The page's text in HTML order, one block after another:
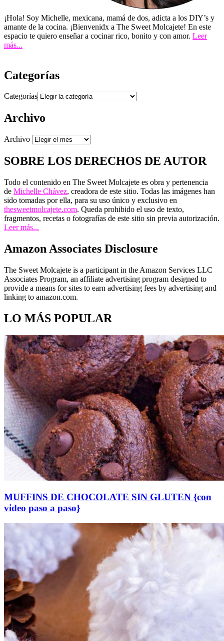
¡Hola! Soy Michelle, mexicana, mamá de dos, adicta a los DIY’s y
amante de la cocina. ¡Bienvenidx a The Sweet Molcajete! En este
espacio te quiero enseñar a cocinar rico, bonito y con amor. Leer
más...
Categorías
Categorías
Archivo
Archivo
SOBRE LOS DERECHOS DE AUTOR
Todo el contenido en The Sweet Molcajete es obra y pertenencia
de Michelle Chávez, creadora de este sitio. Todas las imágenes han
sido tomadas por ella, para su uso único y exclusivo en
thesweetmolcajete.com. Queda prohibido el uso de texto,
fragmentos, recetas o fotografías de este sitio sin previa autorización.
Leer más...
Amazon Associates Disclosure
The Sweet Molcajete is a participant in the Amazon Services LLC
Associates Program, an affiliate advertising program designed to
provide a means for sites to earn advertising fees by advertising and
linking to amazon.com.
LO MÁS POPULAR
MUFFINS DE CHOCOLATE SIN GLUTEN {con
video paso a paso}